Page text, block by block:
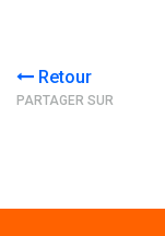
Retour
PARTAGER SUR